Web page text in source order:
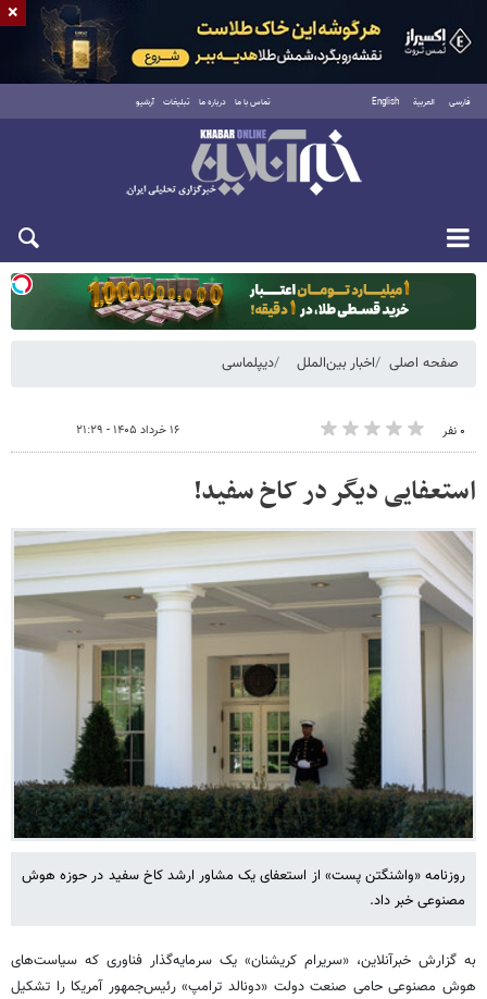
فارسی العربية English تماس با ما درباره ما تبلیغات آرشیو
یکشنبه ۱۸ مرداد ۱۴۰۵
صفحه اصلی اخبار بین‌الملل دیپلماسی
۰ نفر ۱۶ خرداد ۱۴۰۵ - ۲۱:۲۹
استعفایی دیگر در کاخ سفید!
روزنامه «واشنگتن پست» از استعفای یک مشاور ارشد کاخ سفید در حوزه هوش
مصنوعی خبر داد.
به گزارش خبرآنلاین، «سریرام کریشنان» یک سرمایه‌گذار فناوری که سیاست‌های
هوش مصنوعی حامی صنعت دولت «دونالد ترامپ» رئیس‌جمهور آمریکا را تشکیل
×